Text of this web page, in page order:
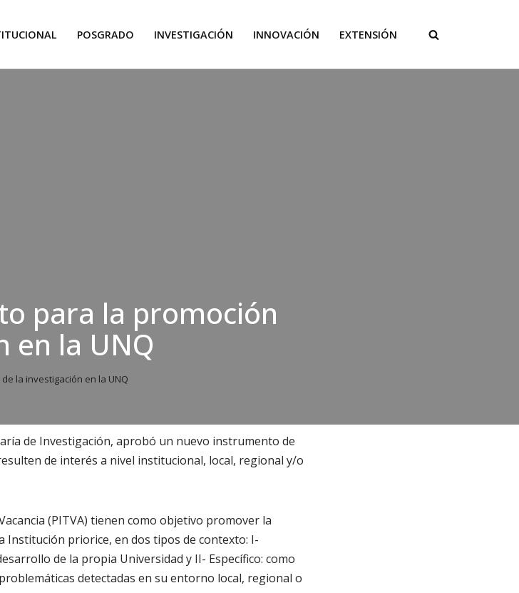
POSGRADO INVESTIGACIÓN INNOVACIÓN EXTENSIÓN
para la promoción
en la UNQ
la investigación en la UNQ
de Investigación, aprobó un nuevo instrumento de
de interés a nivel institucional, local, regional y/o
(PITVA) tienen como objetivo promover la
Institución priorice, en dos tipos de contexto: I-
de la propia Universidad y II- Específico: como
detectadas en su entorno local, regional o